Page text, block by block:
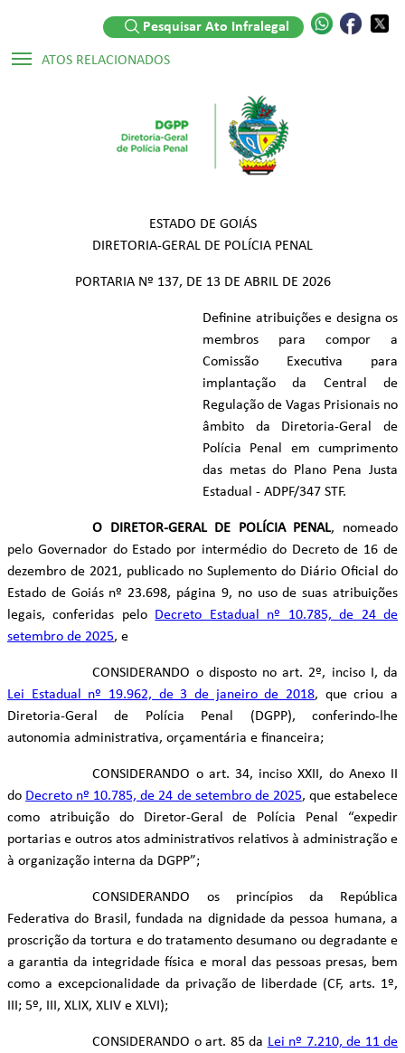
ATOS RELACIONADOS
▷ Lei Ordinária Nº 19.962/2018
▷ Decreto Numerado Nº 10.785/2025
ESTADO DE GOIÁS
DIRETORIA-GERAL DE POLÍCIA PENAL
PORTARIA Nº 137, DE 13 DE ABRIL DE 2026
Definine atribuições e designa os
membros para compor a
Comissão Executiva para
implantação da Central de
Regulação de Vagas Prisionais no
âmbito da Diretoria-Geral de
Polícia Penal em cumprimento
das metas do Plano Pena Justa
Estadual - ADPF/347 STF.
O DIRETOR-GERAL DE POLÍCIA PENAL, nomeado
pelo Governador do Estado por intermédio do Decreto de 16 de
dezembro de 2021, publicado no Suplemento do Diário Oficial do
Estado de Goiás nº 23.698, página 9, no uso de suas atribuições
legais, conferidas pelo
Decreto Estadual nº 10.785, de 24 de
setembro de 2025, e
CONSIDERANDO o disposto no art. 2º, inciso I, da
Lei Estadual nº 19.962, de 3 de janeiro de 2018, que criou a
Diretoria-Geral de Polícia Penal (DGPP), conferindo-lhe
autonomia administrativa, orçamentária e financeira;
CONSIDERANDO o art. 34, inciso XXII, do Anexo II
do Decreto nº 10.785, de 24 de setembro de 2025, que estabelece
como atribuição do Diretor-Geral de Polícia Penal “expedir
portarias e outros atos administrativos relativos à administração e
à organização interna da DGPP”;
CONSIDERANDO os princípios da República
Federativa do Brasil, fundada na dignidade da pessoa humana, a
proscrição da tortura e do tratamento desumano ou degradante e
a garantia da integridade física e moral das pessoas presas, bem
como a excepcionalidade da privação de liberdade (CF, arts. 1º,
III; 5º, III, XLIX, XLIV e XLVI);
CONSIDERANDO o art. 85 da Lei nº 7.210, de 11 de
Pesquisar Ato Infralegal